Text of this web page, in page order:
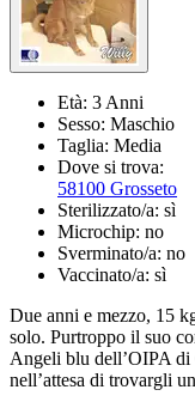
Età: 3 Anni
Sesso: Maschio
Taglia: Media
Dove si trova:
58100 Grosseto
Sterilizzato/a: sì
Microchip: no
Sverminato/a: no
Vaccinato/a: sì
Due anni e mezzo, 15
solo. Purtroppo il suo
Angeli blu dell’OIPA di
nell’attesa di trovargli